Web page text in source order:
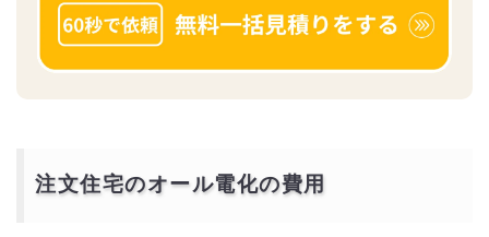
注文住宅のオール電化の費用